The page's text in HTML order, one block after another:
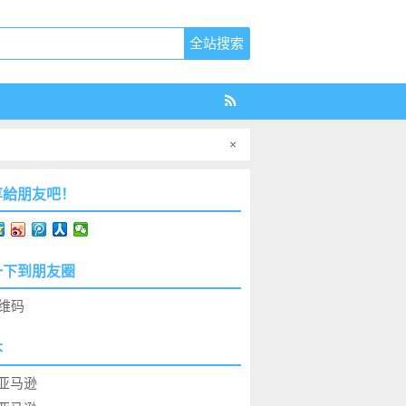
×
朋友吧！
到朋友圈
马逊